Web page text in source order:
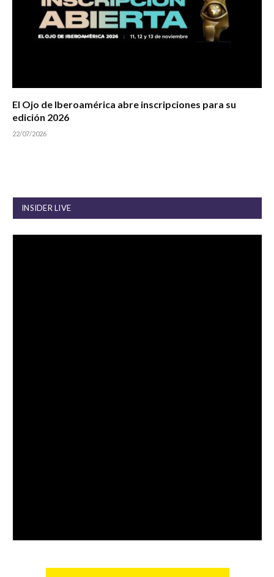
El Ojo de Iberoamérica abre inscripciones para su
edición 2026
22/07/2026
INSIDER LIVE